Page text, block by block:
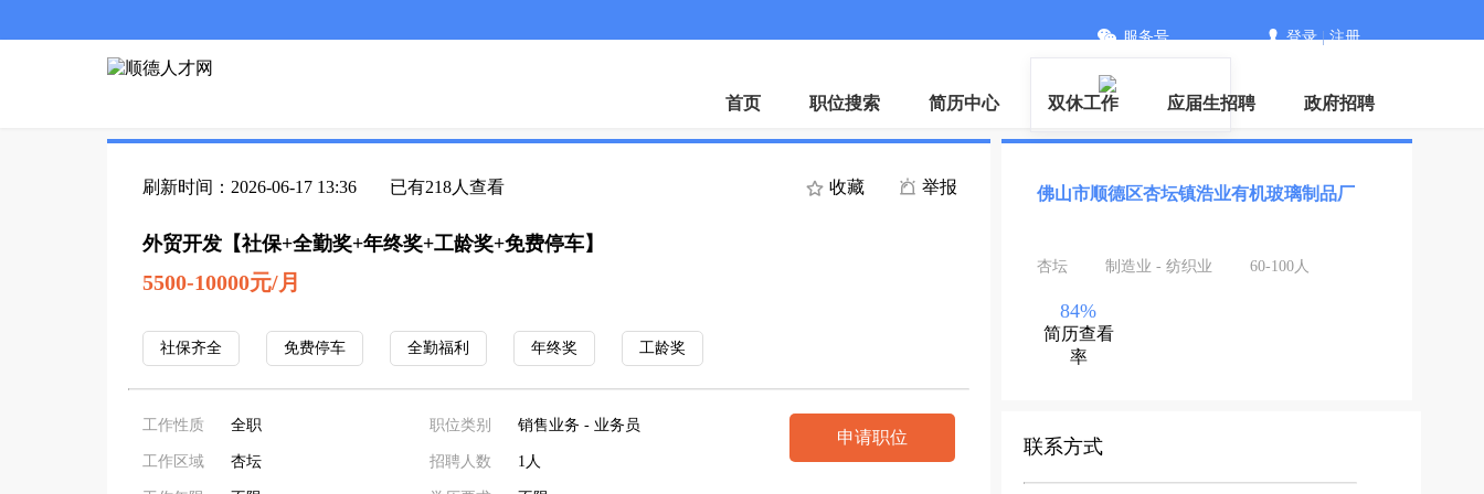
招聘会 下载APP
服务号 登录|注册
首页 职位搜索 简历中心 双休工作 应届生招聘 政府招聘
刷新时间：2026-06-17 13:36 已有218人查看 收藏 举报
外贸开发【社保+全勤奖+年终奖+工龄奖+免费停车】
5500-10000元/月
社保齐全 免费停车 全勤福利 年终奖 工龄奖
工作性质 全职
工作区域 杏坛
职位类别 销售业务 - 业务员
招聘人数 1人
申请职位
佛山市顺德区杏坛镇浩业有机玻璃制品厂
杏坛 制造业 - 纺织业 60-100人
84%
简历查看
率
联系方式